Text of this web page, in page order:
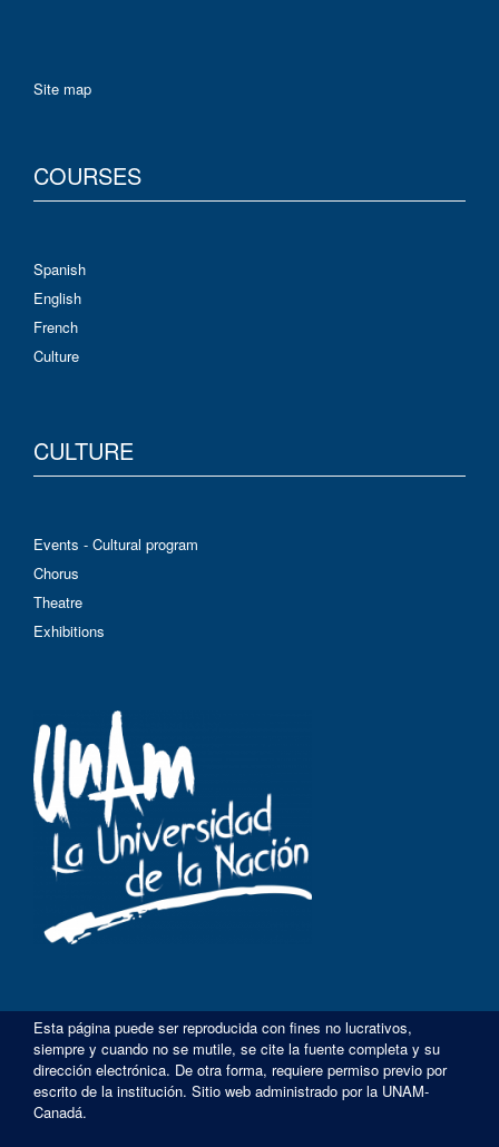
Site map
COURSES
Spanish
English
French
Culture
CULTURE
Events - Cultural program
Chorus
Theatre
Exhibitions
Esta página puede ser reproducida con fines no lucrativos,
siempre y cuando no se mutile, se cite la fuente completa y su
dirección electrónica. De otra forma, requiere permiso previo por
escrito de la institución. Sitio web administrado por la UNAM-
Canadá.